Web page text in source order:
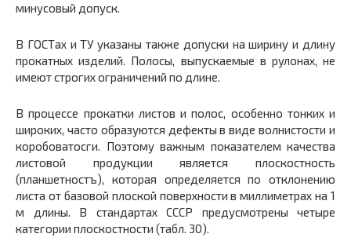
минусовый допуск.
В ГОСТах и ТУ указаны также допуски на ширину и длину
прокатных изделий. Полосы, выпускаемые в рулонах, не
имеют строгих ограничений по длине.
В процессе прокатки листов и полос, особенно тонких и
широких, часто образуются дефекты в виде волнистости и
коробоватосги. Поэтому важным показателем качества
листовой продукции является плоскостность
(планшетностъ), которая определяется по отклонению
листа от базовой плоской поверхности в миллиметрах на 1
м длины. В стандартах СССР предусмотрены четыре
категории плоскостности (табл. 30).